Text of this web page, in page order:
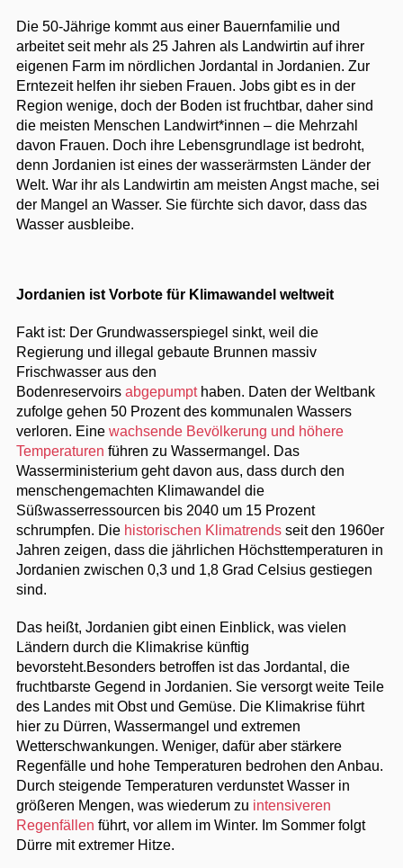
Die 50-Jährige kommt aus einer Bauernfamilie und
arbeitet seit mehr als 25 Jahren als Landwirtin auf ihrer
eigenen Farm im nördlichen Jordantal in Jordanien. Zur
Erntezeit helfen ihr sieben Frauen. Jobs gibt es in der
Region wenige, doch der Boden ist fruchtbar, daher sind
die meisten Menschen Landwirt*innen – die Mehrzahl
davon Frauen. Doch ihre Lebensgrundlage ist bedroht,
denn Jordanien ist eines der wasserärmsten Länder der
Welt. War ihr als Landwirtin am meisten Angst mache, sei
der Mangel an Wasser. Sie fürchte sich davor, dass das
Wasser ausbleibe.
Jordanien ist Vorbote für Klimawandel weltweit
Fakt ist: Der Grundwasserspiegel sinkt, weil die
Regierung und illegal gebaute Brunnen massiv
Frischwasser aus den
Bodenreservoirs abgepumpthaben. Daten der Weltbank
zufolge gehen 50 Prozent des kommunalen Wassers
verloren. Eine wachsende Bevölkerung und höhere
Temperaturen führen zu Wassermangel. Das
Wasserministerium geht davon aus, dass durch den
menschengemachten Klimawandel die
Süßwasserressourcen bis 2040 um 15 Prozent
schrumpfen. Die historischen Klimatrends seit den 1960er
Jahren zeigen, dass die jährlichen Höchsttemperaturen in
Jordanien zwischen 0,3 und 1,8 Grad Celsius gestiegen
sind.
Das heißt, Jordanien gibt einen Einblick, was vielen
Ländern durch die Klimakrise künftig
bevorsteht.Besonders betroffen ist das Jordantal, die
fruchtbarste Gegend in Jordanien. Sie versorgt weite Teile
des Landes mit Obst und Gemüse. Die Klimakrise führt
hier zu Dürren, Wassermangel und extremen
Wetterschwankungen. Weniger, dafür aber stärkere
Regenfälle und hohe Temperaturen bedrohen den Anbau.
Durch steigende Temperaturen verdunstet Wasser in
größeren Mengen, was wiederum zu intensiveren
Regenfällen führt, vor allem im Winter. Im Sommer folgt
Dürre mit extremer Hitze.